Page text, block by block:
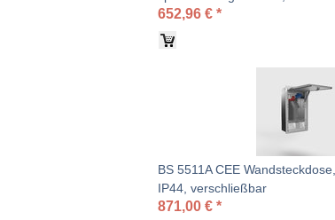
652,96 € *
BS 5511A CEE
IP44, verschließbar
871,00 € *